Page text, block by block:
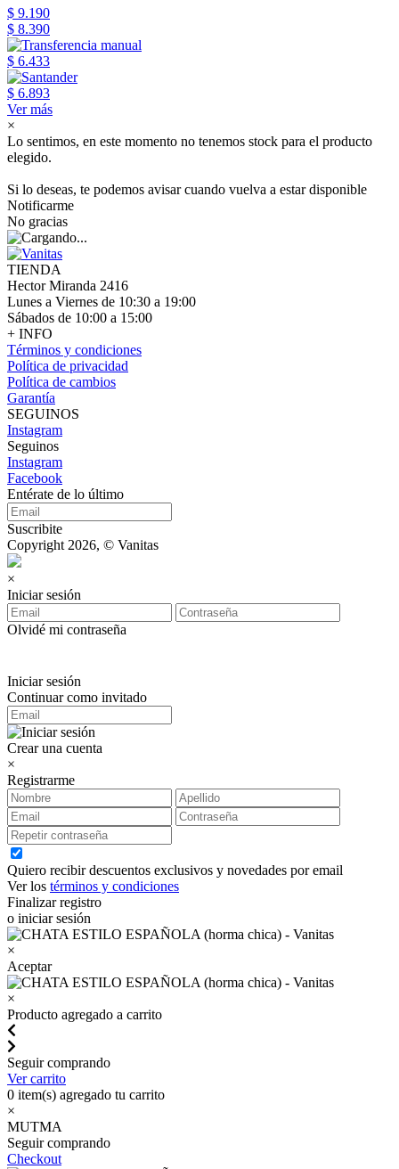
$ 9.190
$ 8.390
$ 6.433
$ 6.893
Ver más
×
Lo sentimos, en este momento no tenemos stock para el producto
elegido.
Si lo deseas, te podemos avisar cuando vuelva a estar disponible
Notificarme
No gracias
TIENDA
Hector Miranda 2416
Lunes a Viernes de 10:30 a 19:00
Sábados de 10:00 a 15:00
+ INFO
Términos y condiciones
Política de privacidad
Política de cambios
Garantía
SEGUINOS
Instagram
Seguinos
Instagram
Facebook
Entérate de lo último
Suscribite
Copyright 2026, © Vanitas
×
Iniciar sesión
Olvidé mi contraseña
Iniciar sesión
Continuar como invitado
Crear una cuenta
×
Registrarme
Quiero recibir descuentos exclusivos y novedades por email
Ver los términos y condiciones
Finalizar registro
o iniciar sesión
×
Aceptar
×
Producto agregado a carrito
Seguir comprando
Ver carrito
0 item(s) agregado tu carrito
×
MUTMA
Seguir comprando
Checkout